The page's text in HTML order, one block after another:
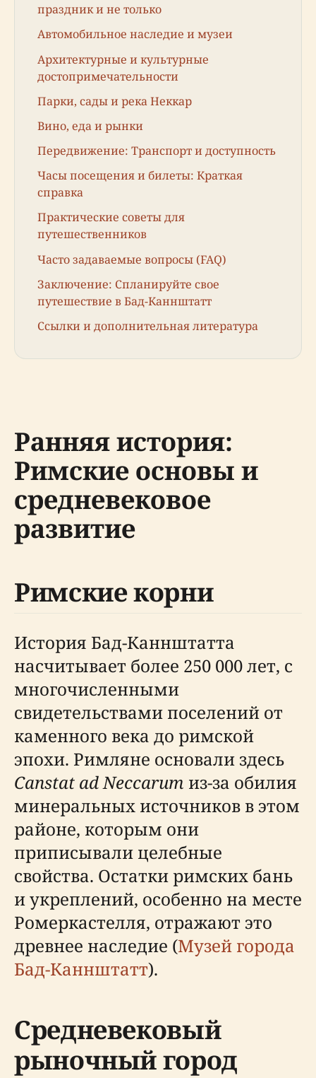
праздник и не только
Автомобильное наследие и музеи
Архитектурные и культурные
достопримечательности
Парки, сады и река Неккар
Вино, еда и рынки
Передвижение: Транспорт и доступность
Часы посещения и билеты: Краткая
справка
Практические советы для
путешественников
Часто задаваемые вопросы (FAQ)
Заключение: Спланируйте свое
путешествие в Бад-Каннштатт
Ссылки и дополнительная литература
Ранняя история:
Римские основы и
средневековое
развитие
Римские корни
История Бад-Каннштатта
насчитывает более 250 000 лет, с
многочисленными
свидетельствами поселений от
каменного века до римской
эпохи. Римляне основали здесь
Canstat ad Neccarum из-за обилия
минеральных источников в этом
районе, которым они
приписывали целебные
свойства. Остатки римских бань
и укреплений, особенно на месте
Ромеркастелля, отражают это
древнее наследие (Музей города
Бад-Каннштатт).
Средневековый
рыночный город